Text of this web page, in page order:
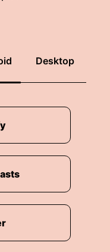
Desktop